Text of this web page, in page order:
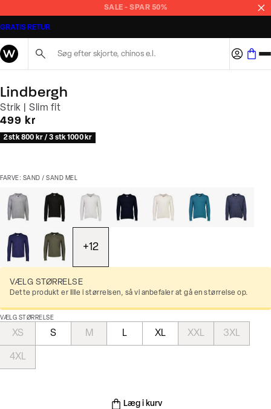
SALE - SPAR 50%
GRATIS RETUR
Lindbergh
Strik | Slim fit
I alt (inkl. rabat)
499 kr
2 stk 800 kr / 3 stk 1000 kr
FARVE: SAND / SAND MEL
+12
VÆLG STØRRELSE
Dette produkt er lille i størrelsen, så vi anbefaler at gå en størrelse op.
VÆLG STØRRELSE
XS S M L XL XXL 3XL
4XL
Læg i kurv